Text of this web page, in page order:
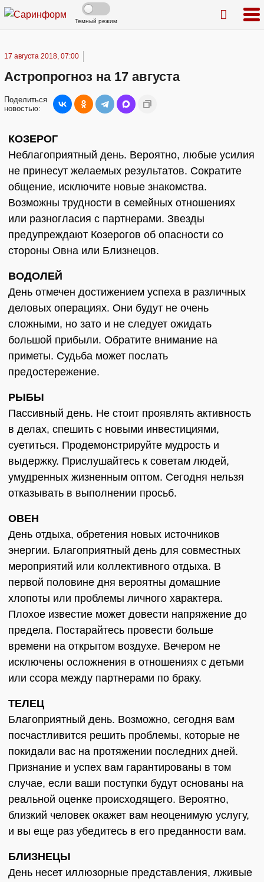
Темный режим
17 августа 2018, 07:00
Астропрогноз на 17 августа
Поделиться
новостью:
КОЗЕРОГ
Неблагоприятный день. Вероятно, любые усилия
не принесут желаемых результатов. Сократите
общение, исключите новые знакомства.
Возможны трудности в семейных отношениях
или разногласия с партнерами. Звезды
предупреждают Козерогов об опасности со
стороны Овна или Близнецов.
ВОДОЛЕЙ
День отмечен достижением успеха в различных
деловых операциях. Они будут не очень
сложными, но зато и не следует ожидать
большой прибыли. Обратите внимание на
приметы. Судьба может послать
предостережение.
РЫБЫ
Пассивный день. Не стоит проявлять активность
в делах, спешить с новыми инвестициями,
суетиться. Продемонстрируйте мудрость и
выдержку. Прислушайтесь к советам людей,
умудренных жизненным оптом. Сегодня нельзя
отказывать в выполнении просьб.
ОВЕН
День отдыха, обретения новых источников
энергии. Благоприятный день для совместных
мероприятий или коллективного отдыха. В
первой половине дня вероятны домашние
хлопоты или проблемы личного характера.
Плохое известие может довести напряжение до
предела. Постарайтесь провести больше
времени на открытом воздухе. Вечером не
исключены осложнения в отношениях с детьми
или ссора между партнерами по браку.
ТЕЛЕЦ
Благоприятный день. Возможно, сегодня вам
посчастливится решить проблемы, которые не
покидали вас на протяжении последних дней.
Признание и успех вам гарантированы в том
случае, если ваши поступки будут основаны на
реальной оценке происходящего. Вероятно,
близкий человек окажет вам неоценимую услугу,
и вы еще раз убедитесь в его преданности вам.
БЛИЗНЕЦЫ
День несет иллюзорные представления, лживые